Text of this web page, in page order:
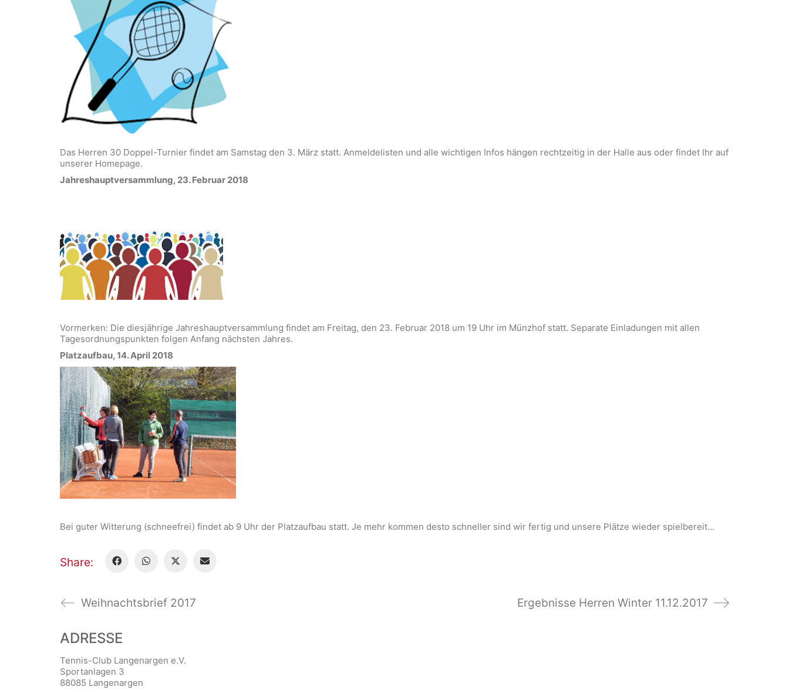
Das Herren 30 Doppel-Turnier findet am Samstag den 3. März statt. Anmeldelisten und alle wichtigen Infos hängen rechtzeitig in der Halle aus oder findet Ihr auf
unserer Homepage.
Jahreshauptversammlung, 23. Februar 2018
Vormerken: Die diesjährige Jahreshauptversammlung findet am Freitag, den 23. Februar 2018 um 19 Uhr im Münzhof statt. Separate Einladungen mit allen
Tagesordnungspunkten folgen Anfang nächsten Jahres.
Platzaufbau, 14. April 2018
Bei guter Witterung (schneefrei) findet ab 9 Uhr der Platzaufbau statt. Je mehr kommen desto schneller sind wir fertig und unsere Plätze wieder spielbereit…
Share:
Weihnachtsbrief 2017 Ergebnisse Herren Winter 11.12.2017
ADRESSE
Tennis-Club Langenargen e.V.
Sportanlagen 3
88085 Langenargen